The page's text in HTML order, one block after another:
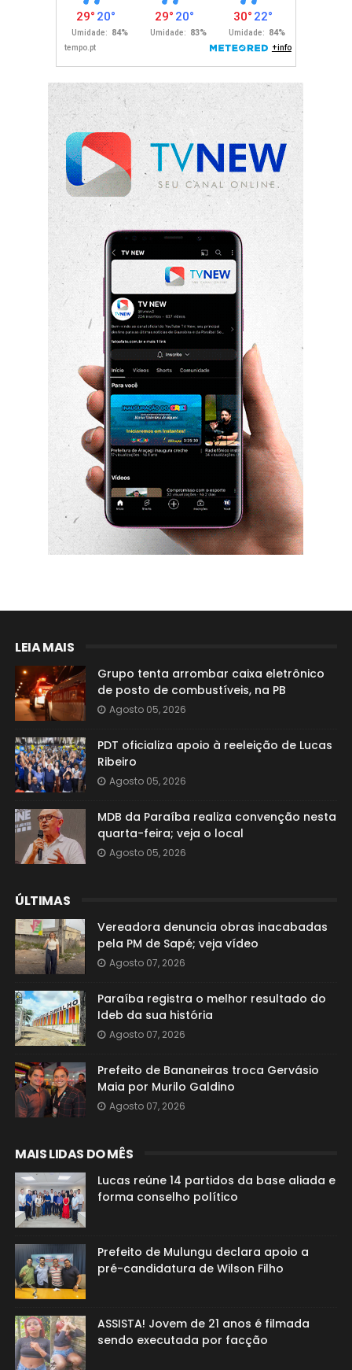
LEIA MAIS
Grupo tenta arrombar caixa eletrônico
de posto de combustíveis, na PB
Agosto 05, 2026
PDT oficializa apoio à reeleição de Lucas
Ribeiro
Agosto 05, 2026
MDB da Paraíba realiza convenção nesta
quarta-feira; veja o local
Agosto 05, 2026
ÚLTIMAS
Vereadora denuncia obras inacabadas
pela PM de Sapé; veja vídeo
Agosto 07, 2026
Paraíba registra o melhor resultado do
Ideb da sua história
Agosto 07, 2026
Prefeito de Bananeiras troca Gervásio
Maia por Murilo Galdino
Agosto 07, 2026
MAIS LIDAS DO MÊS
Lucas reúne 14 partidos da base aliada e
forma conselho político
Prefeito de Mulungu declara apoio a
pré-candidatura de Wilson Filho
ASSISTA! Jovem de 21 anos é filmada
sendo executada por facção